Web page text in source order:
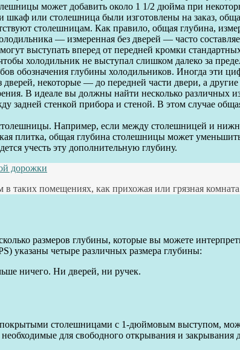
может добавить около 1 1/2 дюйма при
или столешница были изготовлены на заказ,
столешницам. Как правило, общая глубина,
— измеренная без дверей — часто
выступать вперед от передней кромки
холодильник не выступал слишком далеко за
обозначения глубины холодильников. Иногда эти
некоторые — до передней части двери, а
В идеале вы должны найти несколько различных
задней стенкой прибора и стеной. В этом случае
Например, если между столешницей и
плитка, общая глубина столешницы может
учесть эту дополнительную глубину.
дорожки
таких помещениях, как прихожая или грязная
размеров глубины, которые вы можете
указаны четыре различных размера глубины:
ничего. Ни дверей, ни ручек.
столешницами с 1-дюймовым выступом,
для свободного открывания и закрывания